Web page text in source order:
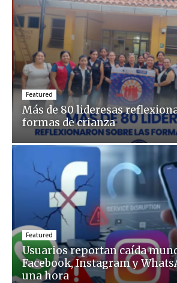
Featured
Más de 80 lideresas
formas de crianza
Featured
Usuarios reportan caída
Facebook, Instagram y
una hora